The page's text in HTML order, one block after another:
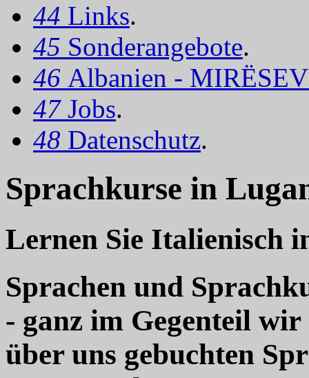
44 Links.
45 Sonderangebote.
46 Albanien -
47 Jobs.
48 Datenschutz.
Sprachkurse in
Lernen Sie Italienisch
Sprachen und
- ganz im Gegenteil
über uns gebuchten